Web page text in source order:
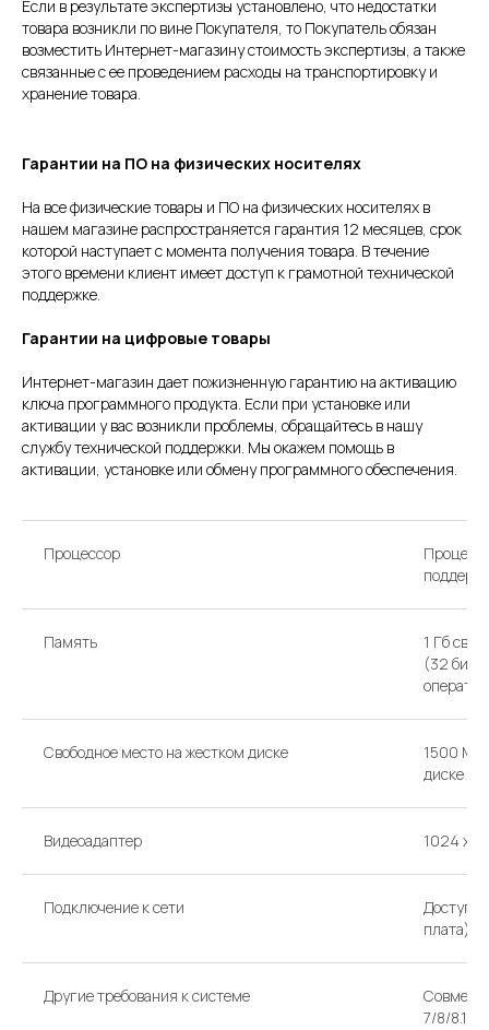
Если в результате экспертизы установлено, что недостатки
товара возникли по вине Покупателя, то Покупатель обязан
возместить Интернет-магазину стоимость экспертизы, а также
связанные с ее проведением расходы на транспортировку и
хранение товара.
Гарантии на ПО на физических носителях
На все физические товары и ПО на физических носителях в
нашем магазине распространяется гарантия 12 месяцев, срок
которой наступает с момента получения товара. В течение
этого времени клиент имеет доступ к грамотной технической
поддержке.
Гарантии на цифровые товары
Интернет-магазин дает пожизненную гарантию на активацию
ключа программного продукта. Если при установке или
активации у вас возникли проблемы, обращайтесь в нашу
службу технической поддержки. Мы окажем помощь в
активации, установке или обмену программного обеспечения.
Процессор
Память
1 Гб
(32 бит)
Свободное место на жестком диске
1500 МБ
диске
Видеоадаптер 1024 x
Подключение к сети
Доступ
плата)
Другие требования к системе
7/8/8.1/